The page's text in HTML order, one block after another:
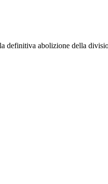
definitiva abolizione della